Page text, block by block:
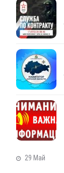
29 Май